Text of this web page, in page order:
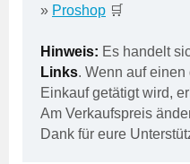
» Proshop 🛒
Hinweis: Es handelt
Links. Wenn auf
Einkauf getätigt wird,
Am Verkaufspreis
Dank für eure